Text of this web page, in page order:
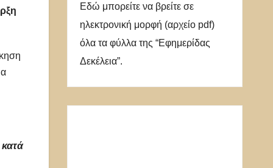
κατά
Εδώ μπορείτε να βρείτε σε
ηλεκτρονική μορφή (αρχείο pdf)
όλα τα φύλλα της “Εφημερίδας
Δεκέλεια”.